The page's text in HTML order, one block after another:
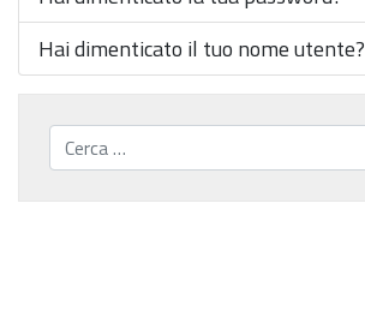
Hai dimenticato il tuo nome utente?
Cerca...